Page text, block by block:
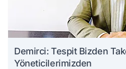
Demirci: Tespit Bizden
Yöneticilerimizden